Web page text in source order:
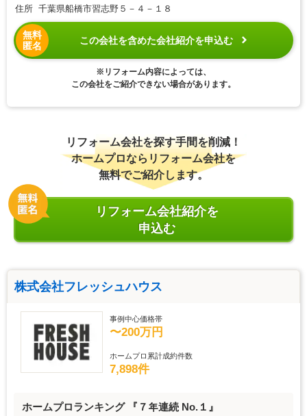
住所 千葉県船橋市習志野５－４－１８
無料
匿名
この会社を含めた会社紹介を申込む
※リフォーム内容によっては、
この会社をご紹介できない場合があります。
リフォーム会社を探す手間を削減！
ホームプロならリフォーム会社を
無料でご紹介します。
リフォーム会社紹介を
申込む
株式会社フレッシュハウス
事例中心価格帯
〜200万円
ホームプロ累計成約件数
7,898件
ホームプロランキング 『７年連続 No.１』